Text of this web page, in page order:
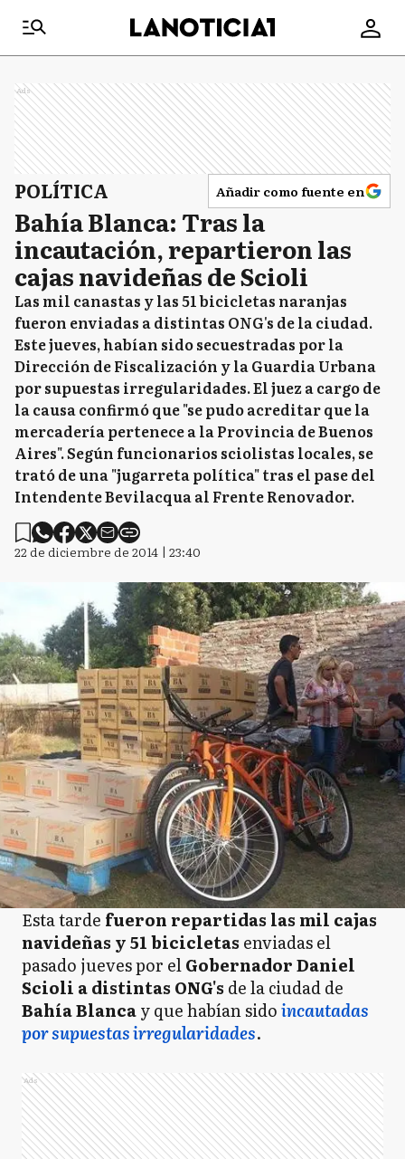
Ads
POLÍTICA Añadir como fuente en
Bahía Blanca: Tras la
incautación, repartieron las
cajas navideñas de Scioli
Las mil canastas y las 51 bicicletas naranjas
fueron enviadas a distintas ONG's de la ciudad.
Este jueves, habían sido secuestradas por la
Dirección de Fiscalización y la Guardia Urbana
por supuestas irregularidades. El juez a cargo de
la causa confirmó que "se pudo acreditar que la
mercadería pertenece a la Provincia de Buenos
Aires". Según funcionarios sciolistas locales, se
trató de una "jugarreta política" tras el pase del
Intendente Bevilacqua al Frente Renovador.
22 de diciembre de 2014 | 23:40
Esta tarde fueron repartidas las mil cajas
navideñas y 51 bicicletas enviadas el
pasado jueves por elGobernador Daniel
Scioli a distintas ONG's de la ciudad de
Bahía Blancay que habían sidoincautadas
por supuestas irregularidades.
Ads